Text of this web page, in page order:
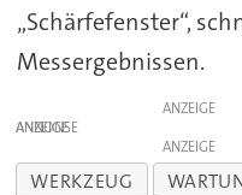
„Schärfefenster“,
Messergebnissen.
ANZEIGE
ANZEIGE
ANZEIGE
WERKZEUG